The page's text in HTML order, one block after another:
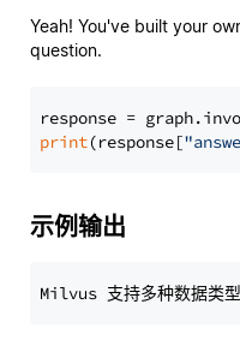
Yeah! You've built your
question.
response =
print(response[
示例输出